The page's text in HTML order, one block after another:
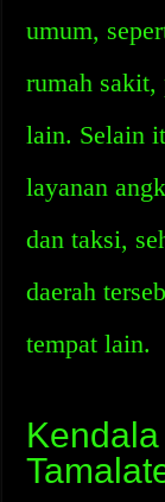
umum,
rumah sakit,
lain. Selain
layanan
dan taksi,
daerah
tempat lain.